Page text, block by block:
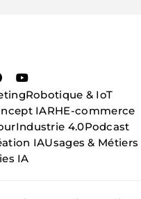
Robotique & IoT
IARHE-commerce
Industrie 4.0Podcast
IAUsages & Métiers
IA